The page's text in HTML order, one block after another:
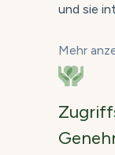
und sie
Mehr